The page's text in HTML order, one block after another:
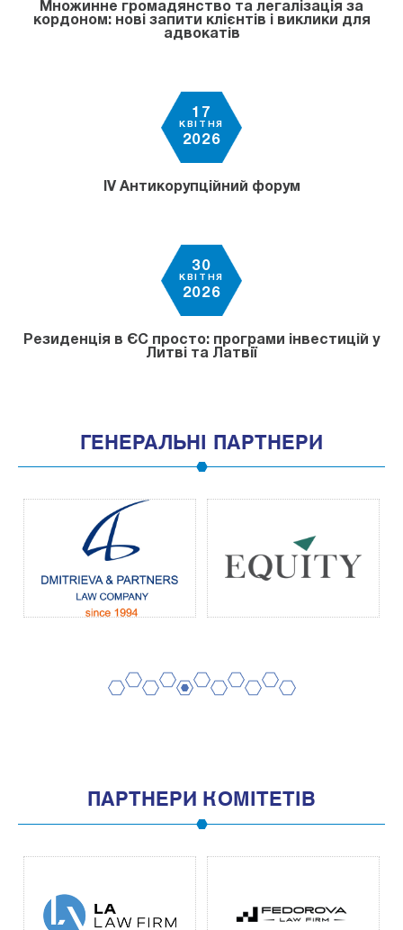
Множинне громадянство та легалізація за
кордоном: нові запити клієнтів і виклики для
адвокатів
17
КВІТНЯ
2026
IV Антикорупційний форум
30
КВІТНЯ
2026
Резиденція в ЄС просто: програми інвестицій у
Литві та Латвії
ГЕНЕРАЛЬНІ ПАРТНЕРИ
ПАРТНЕРИ КОМІТЕТІВ